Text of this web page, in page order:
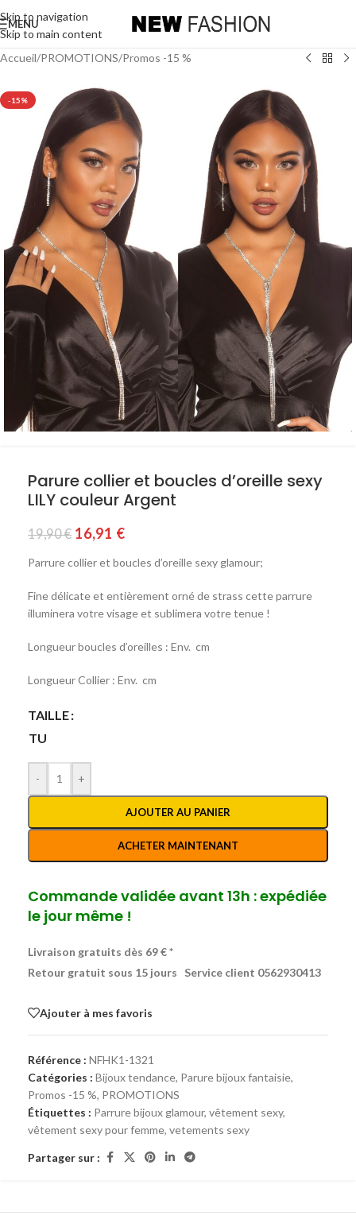
Skip to navigation
Skip to main content
MENU
Accueil/PROMOTIONS/Promos -15 %
-15%
Parure collier et boucles d’oreille sexy
LILY couleur Argent
19,90€ 16,91 €
Parrure collier et boucles d’oreille sexy glamour;
Fine délicate et entièrement orné de strass cette parrure
illuminera votre visage et sublimera votre tenue !
Longueur boucles d’oreilles : Env. cm
Longueur Collier : Env. cm
TAILLE
TU
- +
AJOUTER AU PANIER
ACHETER MAINTENANT
Commande validée avant 13h : expédiée
le jour même !
Livraison gratuits dès 69 € *
Retour gratuit sous 15 jours
Service client 0562930413
Ajouter à mes favoris
Référence : NFHK1-1321
Catégories : Bijoux tendance, Parure bijoux fantaisie,
Promos -15 %, PROMOTIONS
Étiquettes : Parrure bijoux glamour, vêtement sexy,
vêtement sexy pour femme, vetements sexy
Partager sur :